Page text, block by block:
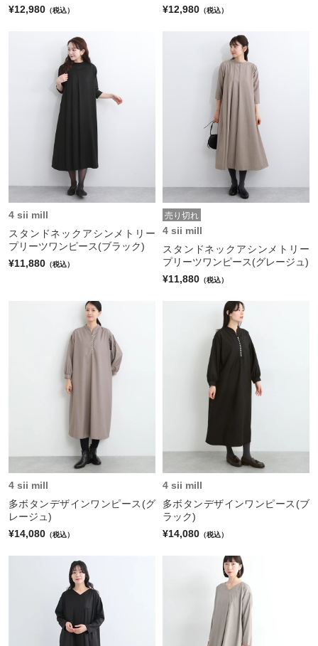
¥12,980 （税込）
¥12,980 （税込）
4 sii mill
スタンドネックアシンメトリー
プリーツワンピース(ブラック)
¥11,880 （税込）
売り切れ
4 sii mill
スタンドネックアシンメトリー
プリーツワンピース(グレージュ)
¥11,880 （税込）
4 sii mill
多ボタンデザインワンピース(グ
レージュ)
¥14,080 （税込）
4 sii mill
多ボタンデザインワンピース(ブ
ラック)
¥14,080 （税込）